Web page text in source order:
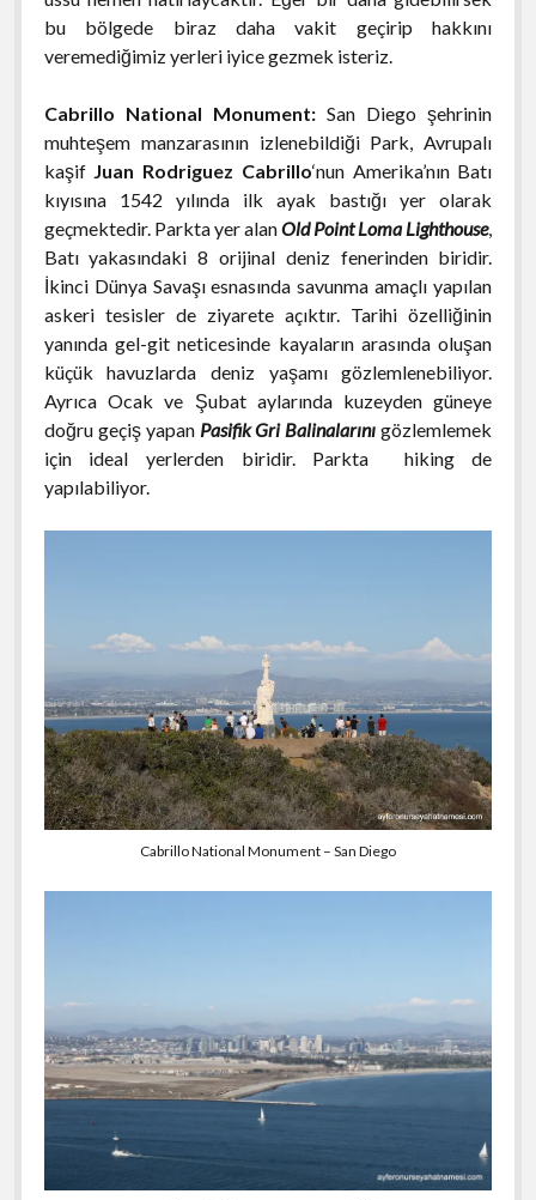
bu bölgede biraz daha vakit geçirip hakkını
veremediğimiz yerleri iyice gezmek isteriz.
Cabrillo National Monument:San Diego şehrinin
muhteşem manzarasının izlenebildiği Park, Avrupalı
kaşif Juan Rodriguez Cabrillo‘nun Amerika’nın Batı
kıyısına 1542 yılında ilk ayak bastığı yer olarak
geçmektedir. Parkta yer alanOld Point Loma Lighthouse,
Batı yakasındaki 8 orijinal deniz fenerinden biridir.
İkinci Dünya Savaşı esnasında savunma amaçlı yapılan
askeri tesisler de ziyarete açıktır. Tarihi özelliğinin
yanında gel-git neticesinde kayaların arasında oluşan
küçük havuzlarda deniz yaşamı gözlemlenebiliyor.
Ayrıca Ocak ve Şubat aylarında kuzeyden güneye
doğru geçiş yapan Pasifik Gri Balinalarını gözlemlemek
için ideal yerlerden biridir. Parkta hiking de
yapılabiliyor.
Cabrillo National Monument – San Diego